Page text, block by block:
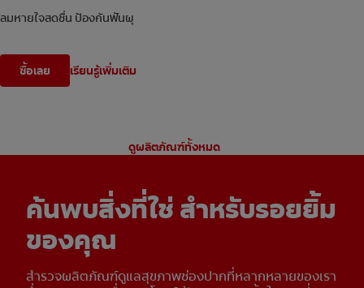
ลมหายใจสดชื่น ป้องกันฟันผุ
ซื้อเลย เรียนรู้เพิ่มเติม
ดูผลิตภัณฑ์ทั้งหมด
ค้นพบสิ่งที่ใช่ สำหรับรอยยิ้ม
ของคุณ
สำรวจผลิตภัณฑ์ดูแลสุขภาพช่องปากที่หลากหลายของเรา